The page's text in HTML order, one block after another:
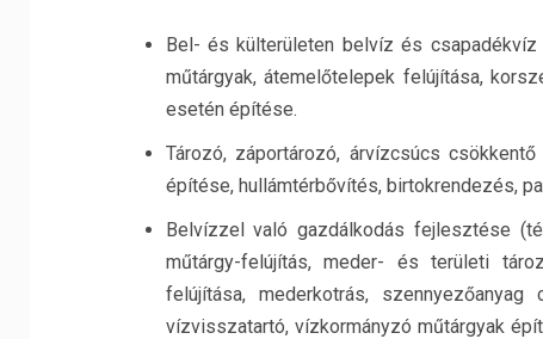
Bel- és külterületen belvíz és
műtárgyak, átemelőtelepek felújítása,
esetén építése.
Tározó, záportározó, árvízcsúcs
építése, hullámtérbővítés, birtokrendezés,
Belvízzel való gazdálkodás fejlesztése
műtárgy-felújítás, meder- és területi
felújítása, mederkotrás,
vízvisszatartó, vízkormányzó műtárgyak